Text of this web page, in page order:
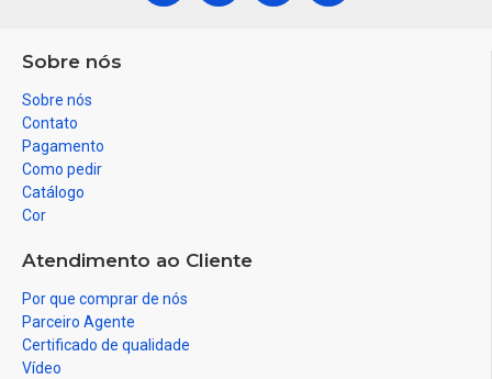
Sobre nós
Sobre nós
Contato
Pagamento
Como pedir
Catálogo
Cor
Atendimento ao Cliente
Por que comprar de nós
Parceiro Agente
Certificado de qualidade
Vídeo